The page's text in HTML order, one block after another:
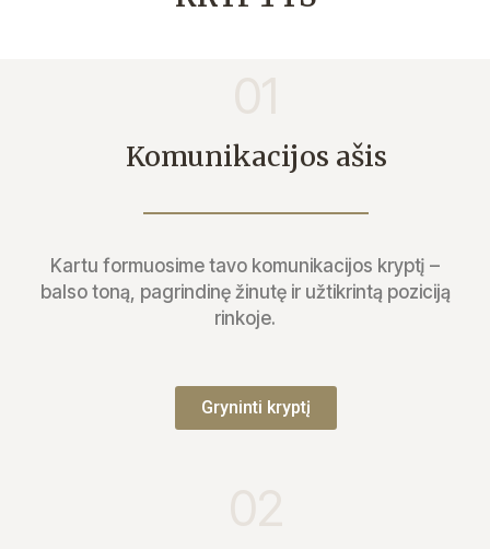
Komunikacijos ašis
Kartu formuosime tavo komunikacijos kryptį –
balso toną, pagrindinę žinutę ir užtikrintą poziciją
rinkoje.
Gryninti kryptį